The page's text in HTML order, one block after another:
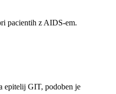
pacientih z AIDS-em.
epitelij GIT, podoben je